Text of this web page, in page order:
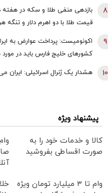
مشکلات بزرگی روبه‌رو می‌شد/
قیمت طلا با دو اهرم دلار و تنگه
8
اکونومیست: پرداخت عوارض به
کشورهای خلیج فارس باید در مورد
9
هشدار یک ژنرال اسرائیلی: ایران 10
پیشنهاد ویژه
کالا و خدمات خود را به
صورت اقساطی بفروشید
وام تا ۳ میلیارد تومان ویژه